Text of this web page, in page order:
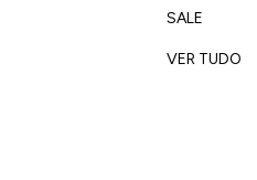
SALE
VER TUDO